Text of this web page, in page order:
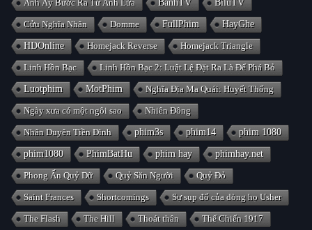
Anh Ấy Bước Ra Từ Ánh Lửa BanhTV BiluTV
Cửu Nghĩa Nhân Domme FullPhim HayGhe
HDOnline Homejack Reverse Homejack Triangle
Linh Hồn Bạc Linh Hồn Bạc 2: Luật Lệ Đặt Ra Là Để Phá Bỏ
Luotphim MotPhim Nghĩa Địa Ma Quái: Huyết Thống
Ngày xưa có một ngôi sao Nhiên Đông
Nhân Duyên Tiền Đình phim3s phim14 phim 1080
phim1080 PhimBatHu phim hay phimhay.net
Phong Ấn Quỷ Dữ Quỷ Săn Người Quỷ Đỏ
Saint Frances Shortcomings Sự sụp đổ của dòng họ Usher
The Flash The Hill Thoát thân Thế Chiến 1917